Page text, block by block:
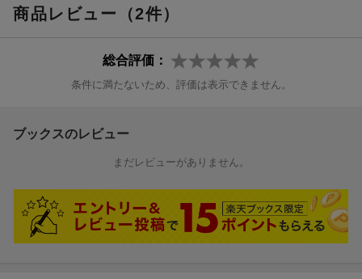
商品レビュー（2件）
総合評価：
条件に満たないため、評価は表示できません。
ブックスのレビュー
まだレビューがありません。